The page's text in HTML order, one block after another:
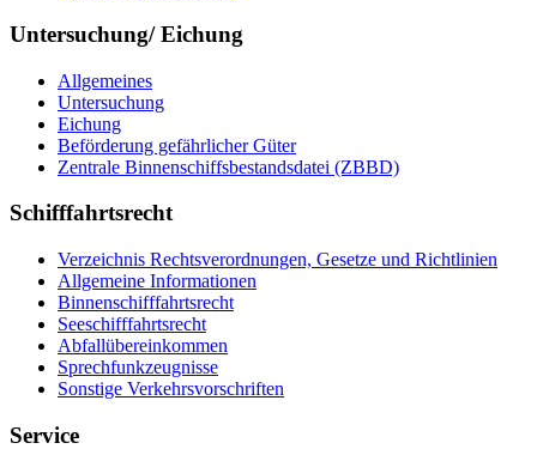
Untersuchung/ Eichung
Allgemeines
Untersuchung
Eichung
Beförderung gefährlicher Güter
Zentrale Binnenschiffsbestandsdatei (ZBBD)
Schifffahrtsrecht
Verzeichnis Rechtsverordnungen, Gesetze und Richtlinien
Allgemeine Informationen
Binnenschifffahrtsrecht
Seeschifffahrtsrecht
Abfallübereinkommen
Sprechfunkzeugnisse
Sonstige Verkehrsvorschriften
Service